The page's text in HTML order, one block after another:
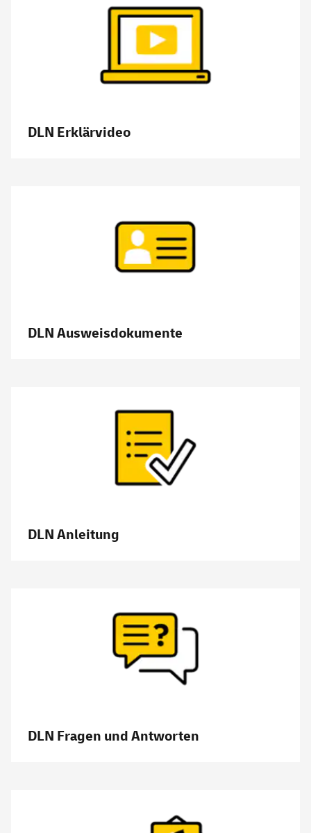
DLN Erklärvideo
DLN Ausweisdokumente
DLN Anleitung
DLN Fragen und Antworten